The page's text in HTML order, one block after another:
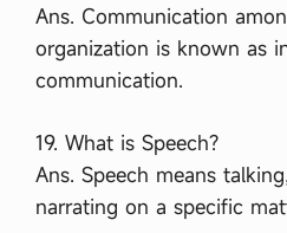
Ans. Communication
organization is known as
communication.
19. What is Speech?
Ans. Speech means
narrating on a specific